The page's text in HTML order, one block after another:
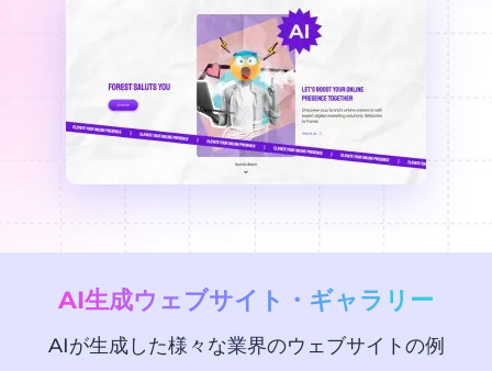
AI生成ウェブサイト・ギャラリー
AIが生成した様々な業界のウェブサイトの例